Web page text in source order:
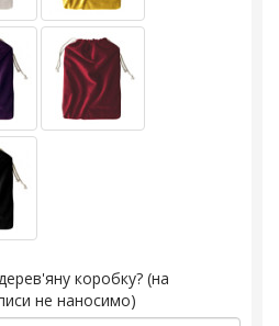
коробку? (на
не наносимо)